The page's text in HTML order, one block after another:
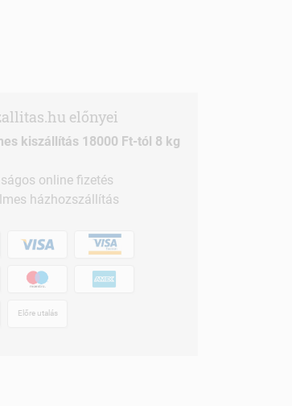
előnyei
kiszállítás 18000 Ft-tól 8 kg
online fizetés
házhozszállítás
Előre utalás